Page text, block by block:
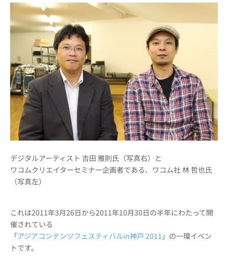
デジタルアーティスト 吉田 雅則氏（写真右）と
ワコムクリエイターセミナー企画者である、ワコム社 林 哲也氏
（写真左）
これは2011年3月26日から2011年10月30日の半年にわたって開
催されている
「アジアコンテンツフェスティバルin神戸 2011 」の一環イベン
トです。